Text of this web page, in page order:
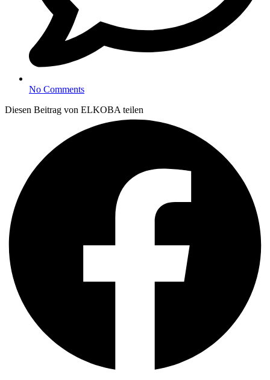
No Comments
Diesen Beitrag von ELKOBA teilen